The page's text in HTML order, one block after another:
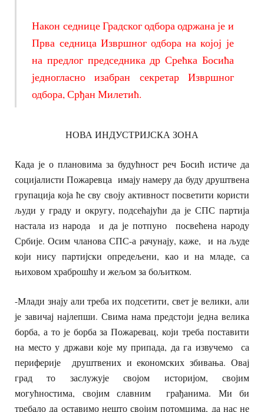
Након седнице Градског одбора одржана је и
Прва седница Извршног одбора на којој је
на предлог председника др Срећка Босића
једногласно изабран секретар Извршног
одбора, Срђан Милетић.
НОВА ИНДУСТРИЈСКА ЗОНА
Када је о плановима за будућност реч Босић истиче да
социјалисти Пожаревца имају намеру да буду друштвена
групација која ће сву своју активност посветити користи
људи у граду и округу, подсећајући да је СПС партија
настала из народа и да је потпуно посвећена народу
Србије. Осим чланова СПС-а рачунају, каже, и на људе
који нису партијски опредељени, као и на младе, са
њиховом храброшћу и жељом за бољитком.
-Млади знају али треба их подсетити, свет је велики, али
је завичај најлепши. Свима нама предстоји једна велика
борба, а то је борба за Пожаревац, који треба поставити
на место у држави које му припада, да га извучемо са
периферије друштвених и економских збивања. Овај
град то заслужује својом историјом, својим
могућностима, својим славним грађанима. Ми би
требало да оставимо нешто својим потомцима, да нас не